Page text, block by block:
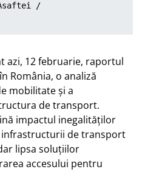
/
azi, 12 februarie, raportul
România, o analiză
mobilitate și a
de transport.
impactul inegalităților
infrastructurii de transport
lipsa soluțiilor
accesului pentru